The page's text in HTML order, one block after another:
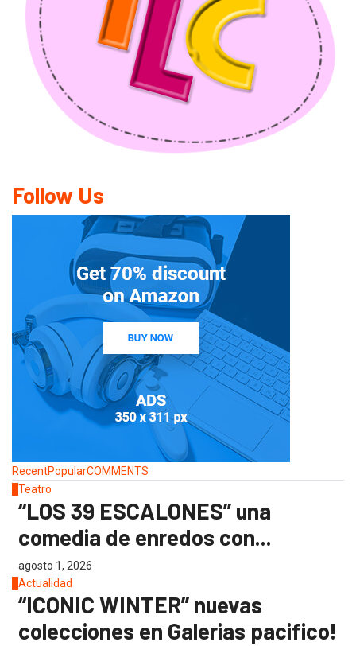
Follow Us
RecentPopularCOMMENTS
Teatro
“LOS 39 ESCALONES” una
comedia de enredos con...
agosto 1, 2026
Actualidad
“ICONIC WINTER” nuevas
colecciones en Galerias pacifico!